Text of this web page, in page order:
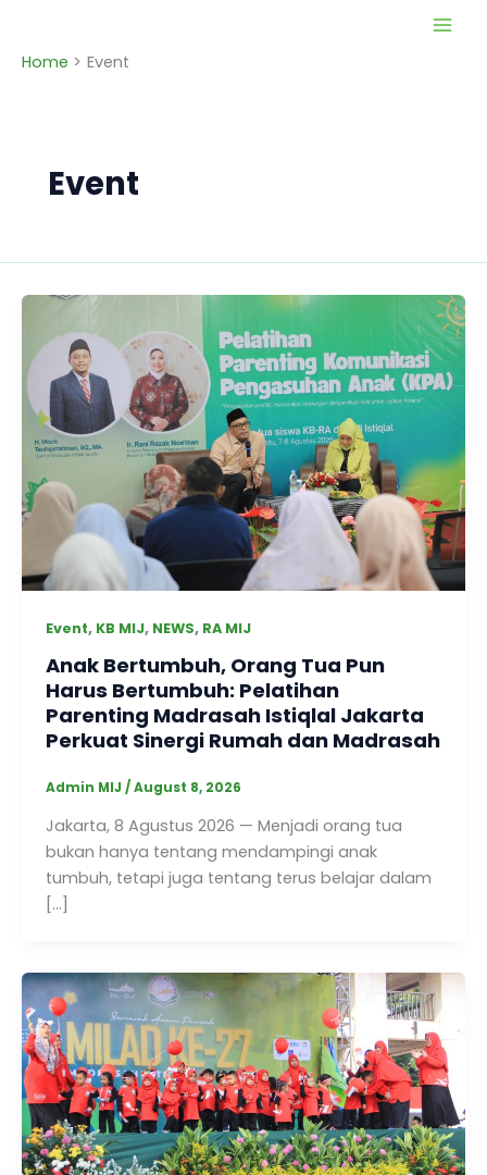
content
Home Event
Event
Event, KB MIJ, NEWS, RA MIJ
Anak Bertumbuh, Orang Tua Pun
Harus Bertumbuh: Pelatihan
Parenting Madrasah Istiqlal Jakarta
Perkuat Sinergi Rumah dan Madrasah
Admin MIJ /August 8, 2026
Jakarta, 8 Agustus 2026 — Menjadi orang tua
bukan hanya tentang mendampingi anak
tumbuh, tetapi juga tentang terus belajar dalam
[…]